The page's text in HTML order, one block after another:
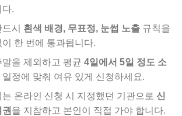
다.
시 흰색 배경, 무표정, 눈썹 노출 규칙을
한 번에 통과됩니다.
을 제외하고 평균 4일에서 5일 정도 소
정에 맞춰 여유 있게 신청하세요.
온라인 신청 시 지정했던 기관으로 신
을 지참하고 본인이 직접 가야 합니다.